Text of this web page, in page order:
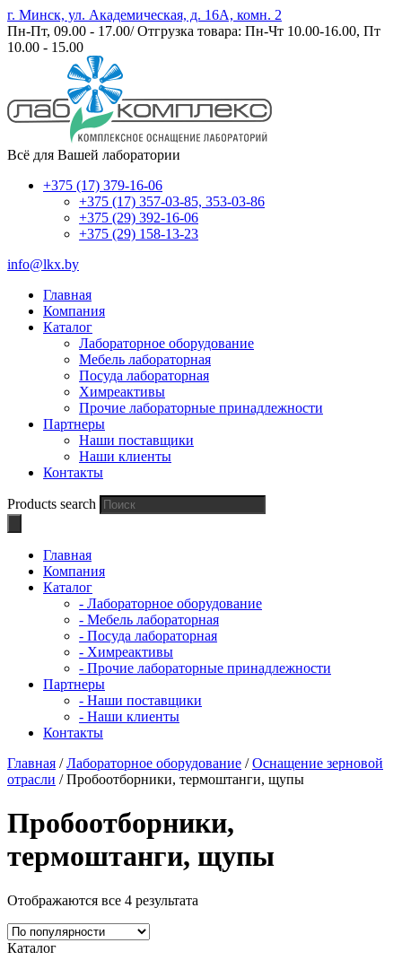
г. Минск, ул. Академическая, д. 16А, комн. 2
Пн-Пт, 09.00 - 17.00/ Отгрузка товара: Пн-Чт 10.00-16.00, Пт
10.00 - 15.00
Всё для Вашей лаборатории
+375 (17) 379-16-06
+375 (17) 357-03-85, 353-03-86
+375 (29) 392-16-06
+375 (29) 158-13-23
info@lkx.by
Главная
Компания
Каталог
Лабораторное оборудование
Мебель лабораторная
Посуда лабораторная
Химреактивы
Прочие лабораторные принадлежности
Партнеры
Наши поставщики
Наши клиенты
Контакты
Products search
Главная
Компания
Каталог
- Лабораторное оборудование
- Мебель лабораторная
- Посуда лабораторная
- Химреактивы
- Прочие лабораторные принадлежности
Партнеры
- Наши поставщики
- Наши клиенты
Контакты
Главная /Лабораторное оборудование /Оснащение зерновой
отрасли / Пробоотборники, термоштанги, щупы
Пробоотборники,
термоштанги, щупы
Отображаются все 4 результата
Каталог